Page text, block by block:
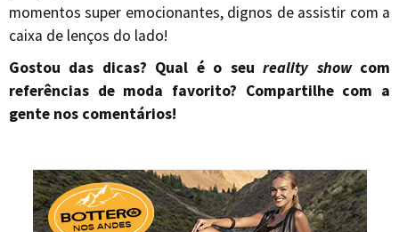
momentos super emocionantes, dignos de assistir com a
caixa de lenços do lado!
Gostou das dicas? Qual é o seureality show com
referências de moda favorito? Compartilhe com a
gente nos comentários!